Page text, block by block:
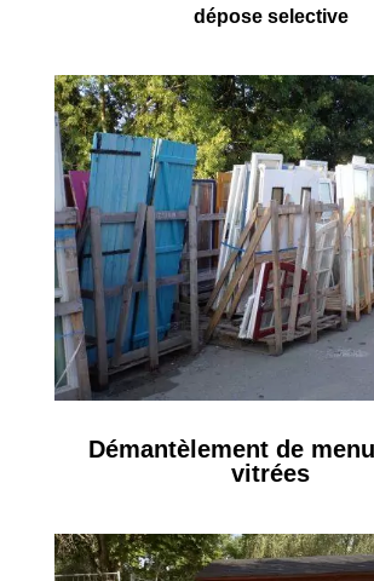
dépose selective
Démantèlement de
vitrées